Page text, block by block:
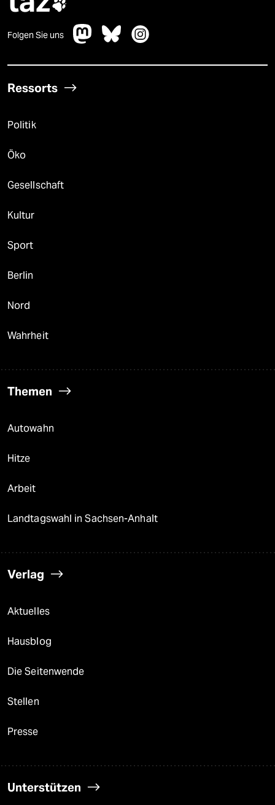

Folgen Sie uns
Ressorts
Politik
Öko
Gesellschaft
Kultur
Sport
Berlin
Nord
Wahrheit
Themen
Autowahn
Hitze
Arbeit
Landtagswahl in Sachsen-Anhalt
Verlag
Aktuelles
Hausblog
Die Seitenwende
Stellen
Presse
Unterstützen